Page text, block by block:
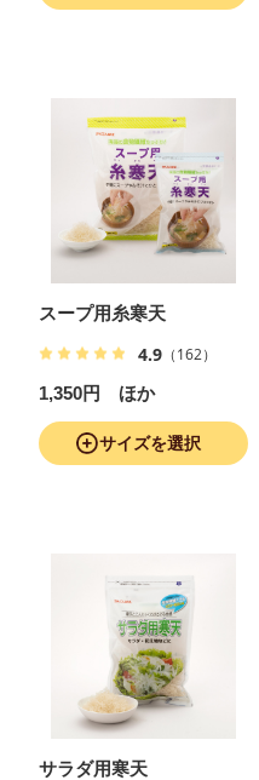
スープ用糸寒天
4.9 （162）
1,350円 ほか
サイズを選択
サラダ用寒天